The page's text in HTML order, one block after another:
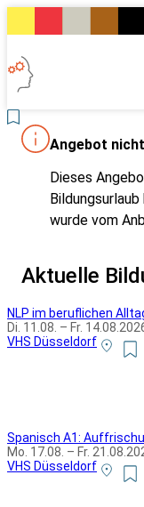
Angebot
Dieses
wurde vom
Aktuelle
NLP im beruflichen
Di. 11.08. – Fr.
VHS Düsseldorf
Spanisch A1:
Mo. 17.08. – Fr.
VHS Düsseldorf